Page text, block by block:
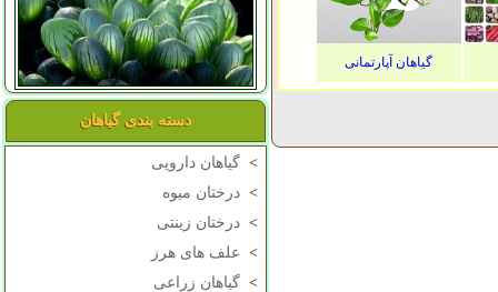
دسته بندی گیاهان
> گیاهان دارویی
> درختان میوه
> درختان زینتی
> علف های هرز
> گیاهان زراعی
گیاهان آپارتمانی